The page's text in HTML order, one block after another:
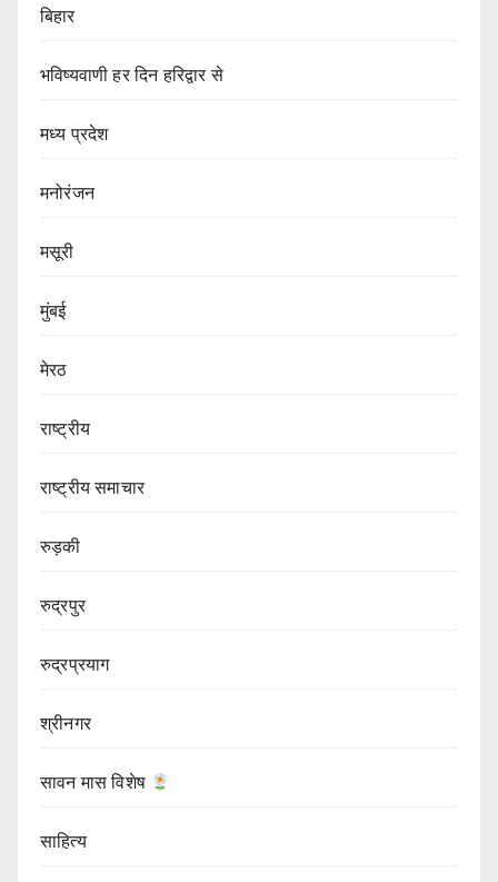
बिहार
भविष्यवाणी हर दिन हरिद्वार से
मध्य प्रदेश
मनोरंजन
मसूरी
मुंबई
मेरठ
राष्ट्रीय
राष्ट्रीय समाचार
रुड़की
रुद्रपुर
रुद्रप्रयाग
श्रीनगर
सावन मास विशेष
साहित्य